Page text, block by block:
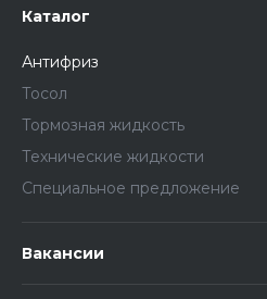
Каталог
Антифриз
Тосол
Тормозная жидкость
Технические жидкости
Специальное предложение
Вакансии